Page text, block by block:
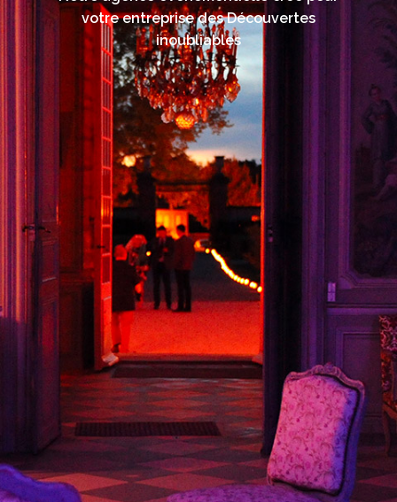
votre entreprise des Découvertes
inoubliables